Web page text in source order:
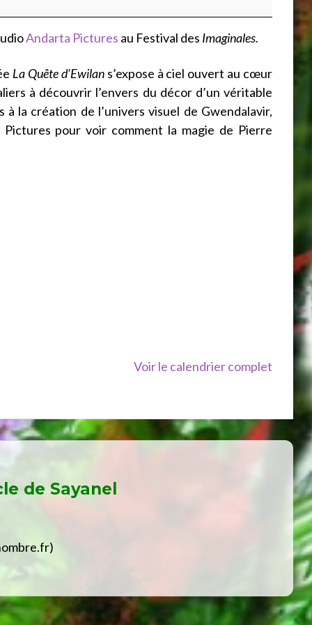
Andarta Pictures au Festival des Imaginales.
La Quête d’Ewilans’expose à ciel ouvert au cœur
à découvrir l’envers du décor d’un véritable
la création de l’univers visuel de Gwendalavir,
Pictures pour voir comment la magie de Pierre
Voir le calendrier complet
de Sayanel